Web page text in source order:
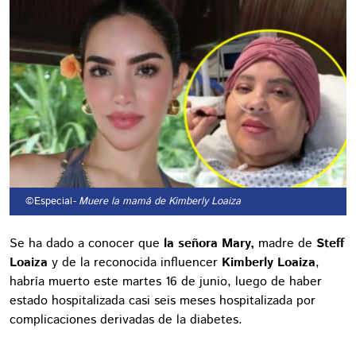
©Especial- Muere la mamá de Kimberly Loaiza
Se ha dado a conocer que la señora Mary, madre de Steff
Loaiza y de la reconocida influencer Kimberly Loaiza,
habría muerto este martes 16 de junio, luego de haber
estado hospitalizada casi seis meses hospitalizada por
complicaciones derivadas de la diabetes.